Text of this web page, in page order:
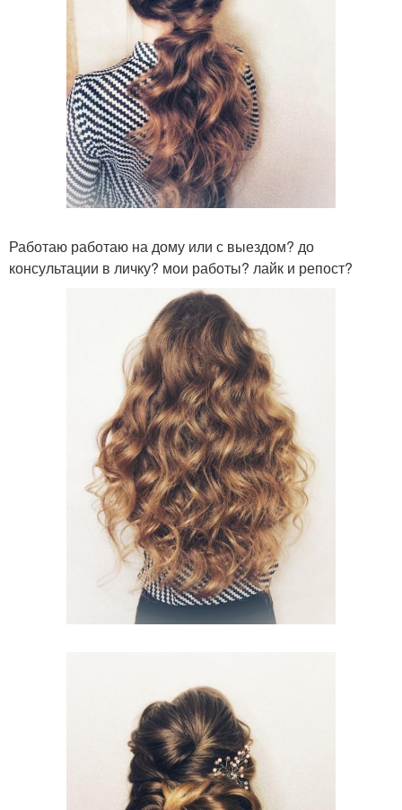
Работаю работаю на дому или с выездом? до
консультации в личку? мои работы? лайк и репост?